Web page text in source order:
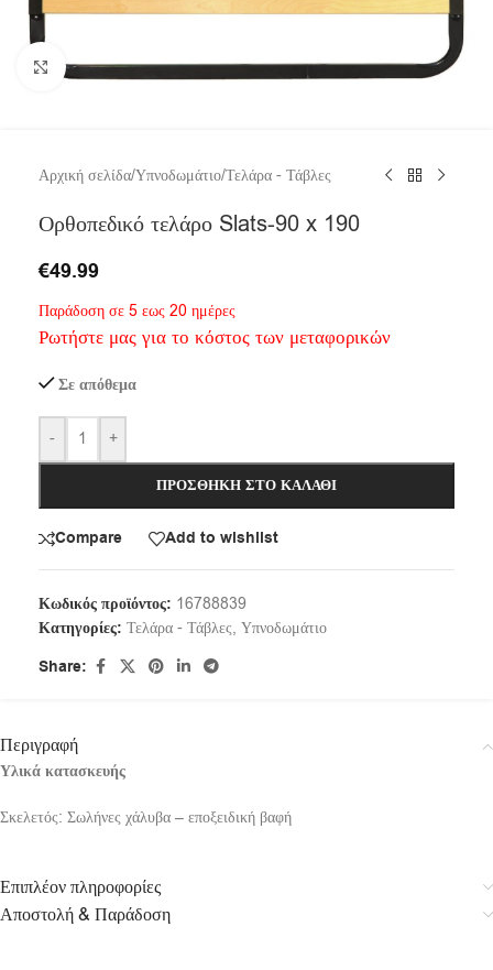
Click to enlarge
Αρχική σελίδα/Υπνοδωμάτιο/Τελάρα - Τάβλες
Ορθοπεδικό τελάρο Slats-90 x 190
€49.99
Παράδοση σε 5 εως 20 ημέρες
Ρωτήστε μας για το κόστος των μεταφορικών
Σε απόθεμα
- +
ΠΡΟΣΘΉΚΗ ΣΤΟ ΚΑΛΆΘΙ
Compare Add to wishlist
Κωδικός προϊόντος: 16788839
Κατηγορίες: Τελάρα - Τάβλες, Υπνοδωμάτιο
Share:
Περιγραφή
Υλικά κατασκευής
Σκελετός: Σωλήνες χάλυβα – εποξειδική βαφή
Επιπλέον πληροφορίες
Αποστολή & Παράδοση